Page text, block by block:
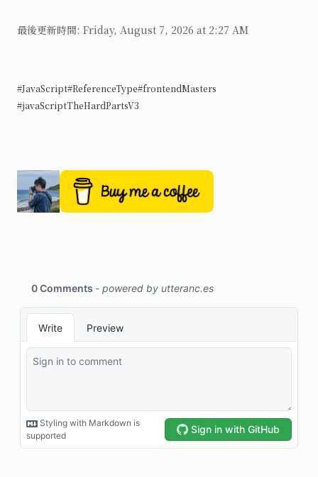
最後更新時間: Friday, August 7, 2026 at 2:27 AM
#JavaScript#ReferenceType#frontendMasters
#javaScriptTheHardPartsV3